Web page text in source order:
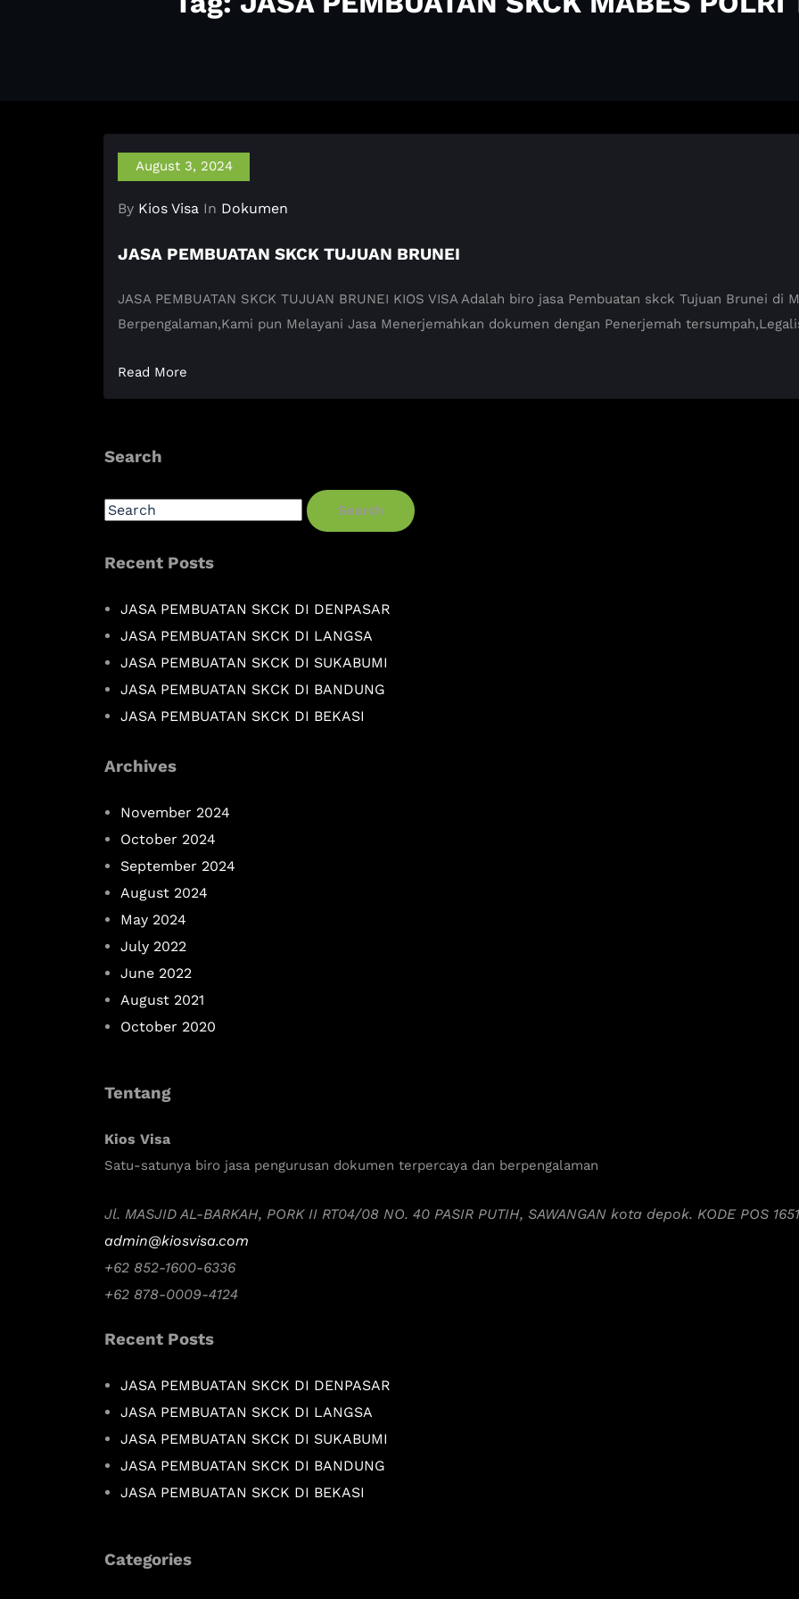
August 3, 2024
By Kios Visa In Dokumen
JASA PEMBUATAN SKCK TUJUAN BRUNEI
JASA PEMBUATAN SKCK TUJUAN BRUNEI KIOS VISA Adalah biro jasa Pembuatan skck Tujuan Brunei
Berpengalaman,Kami pun Melayani Jasa Menerjemahkan dokumen dengan Penerjemah
Read More
Search
Search
Recent Posts
JASA PEMBUATAN SKCK DI DENPASAR
JASA PEMBUATAN SKCK DI LANGSA
JASA PEMBUATAN SKCK DI SUKABUMI
JASA PEMBUATAN SKCK DI BANDUNG
JASA PEMBUATAN SKCK DI BEKASI
Archives
November 2024
October 2024
September 2024
August 2024
May 2024
July 2022
June 2022
August 2021
October 2020
Tentang
Kios Visa
Satu-satunya biro jasa pengurusan dokumen terpercaya dan berpengalaman
Jl. MASJID AL-BARKAH, PORK II RT04/08 NO. 40 PASIR PUTIH, SAWANGAN kota depok. KODE POS
admin@kiosvisa.com
+62 852-1600-6336
+62 878-0009-4124
Recent Posts
JASA PEMBUATAN SKCK DI DENPASAR
JASA PEMBUATAN SKCK DI LANGSA
JASA PEMBUATAN SKCK DI SUKABUMI
JASA PEMBUATAN SKCK DI BANDUNG
JASA PEMBUATAN SKCK DI BEKASI
Categories